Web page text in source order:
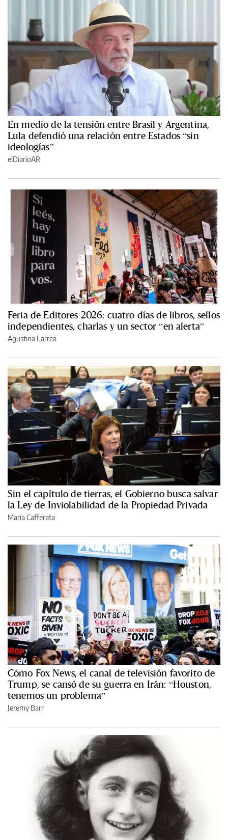
En medio de la tensión entre Brasil y Argentina,
Lula defendió una relación entre Estados “sin
ideologías”
elDiarioAR
Feria de Editores 2026: cuatro días de libros, sellos
independientes, charlas y un sector “en alerta”
Agustina Larrea
Sin el capítulo de tierras, el Gobierno busca salvar
la Ley de Inviolabilidad de la Propiedad Privada
María Cafferata
Cómo Fox News, el canal de televisión favorito de
Trump, se cansó de su guerra en Irán: “Houston,
tenemos un problema”
Jeremy Barr